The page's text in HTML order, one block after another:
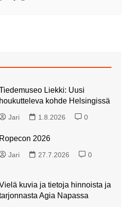
Liekki: Uusi
houkutteleva kohde Helsingissä
Jari 1.8.2026 0
Ropecon 2026
Jari 27.7.2026 0
kuvia ja tietoja hinnoista ja
Agia Napassa